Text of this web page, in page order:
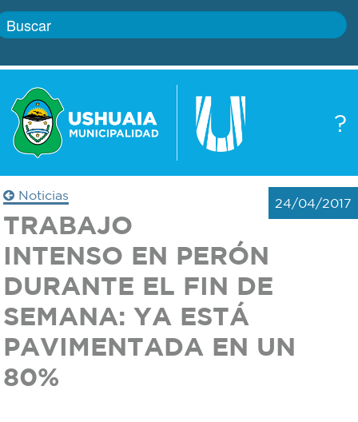
?
Boletín
Defensa
civil
Zoonosis
Bromatología
Gobierno
Trámites
Transparencia
Actualidad
Correo
Noticias
24/04/2017
TRABAJO
INTENSO EN PERÓN
DURANTE EL FIN DE
SEMANA: YA ESTÁ
PAVIMENTADA EN UN
80%